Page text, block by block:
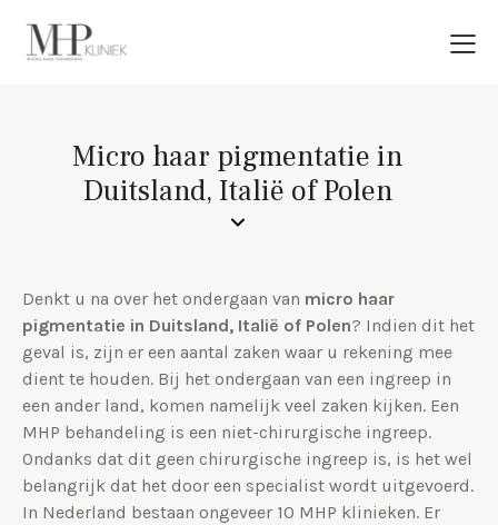
Micro haar pigmentatie in
Duitsland, Italië of Polen
Denkt u na over het ondergaan van micro haar
pigmentatie in Duitsland, Italië of Polen? Indien dit het
geval is, zijn er een aantal zaken waar u rekening mee
dient te houden. Bij het ondergaan van een ingreep in
een ander land, komen namelijk veel zaken kijken. Een
MHP behandeling is een niet-chirurgische ingreep.
Ondanks dat dit geen chirurgische ingreep is, is het wel
belangrijk dat het door een specialist wordt uitgevoerd.
In Nederland bestaan ongeveer 10 MHP klinieken. Er